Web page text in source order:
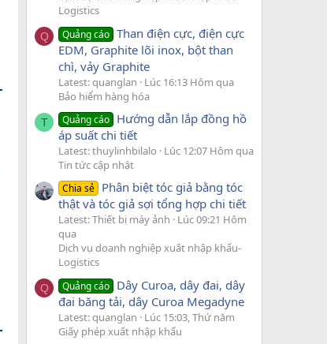
Logistics
Q Quảng cáo Than điện cực, điện cực
EDM, Graphite lõi inox, bột than
chì, vảy Graphite
Latest: quanglan
Lúc 16:13 Hôm qua
Bảo hiểm hàng hóa
T Quảng cáo Hướng dẫn lắp đồng hồ
áp suất chi tiết
Latest: thuylinhbilalo
Lúc 12:07 Hôm qua
Tin tức cập nhật
Chia sẻ Phân biệt tóc giả bằng tóc
thật và tóc giả sợi tổng hợp chi tiết
Latest: Thiết bị máy ảnh
Lúc 09:21 Hôm
qua
Dịch vụ doanh nghiệp xuất nhập khẩu-
Logistics
Q Quảng cáo Dây Curoa, dây đai, dây
đai băng tải, dây Curoa Megadyne
Latest: quanglan
Lúc 15:03, Thứ năm
Giấy phép xuất nhập khẩu